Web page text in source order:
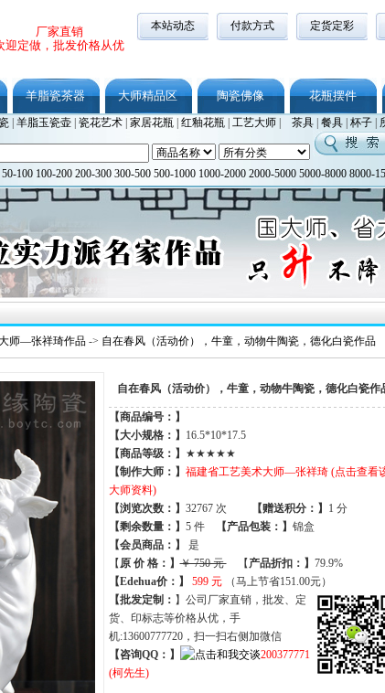
厂家直销
迎定做，批发价格从优
本站动态 付款方式 定货定彩
羊脂瓷茶器 大师精品区 陶瓷佛像 花瓶摆件
| 羊脂玉瓷壶| 瓷花艺术| 家居花瓶| 红釉花瓶| 工艺大师| 茶具| 餐具| 杯子|
50-100 100-200 200-300 300-500 500-1000 1000-2000 2000-5000 5000-8000 8000-
师—张祥琦作品 -> 自在春风（活动价），牛童，动物牛陶瓷，德化白瓷作品
自在春风（活动价），牛童，动物牛陶瓷，德化白瓷作
【商品编号：】
【大小规格：】
16.5*10*17.5
【商品等级：】
★★★★★
【制作大师：】 福建省工艺美术大师—张祥琦 (点击查看
大师资料)
【浏览次数：】 32767 次 【赠送积分：】
1 分
【剩余数量：】 5 件【产品包装：】 锦盒
【会员商品： 】
是
【 原 价 格： 】￥ 750 元【 产品折扣： 】 79.9%
【Edehua价：】
599 元
（马上节省151.00元）
【批发定制： 】公司厂家直销，批发、定
货、印标志等价格从优，手
机:13600777720，扫一扫右侧加微信
【咨询QQ：】
200377771
(柯先生)